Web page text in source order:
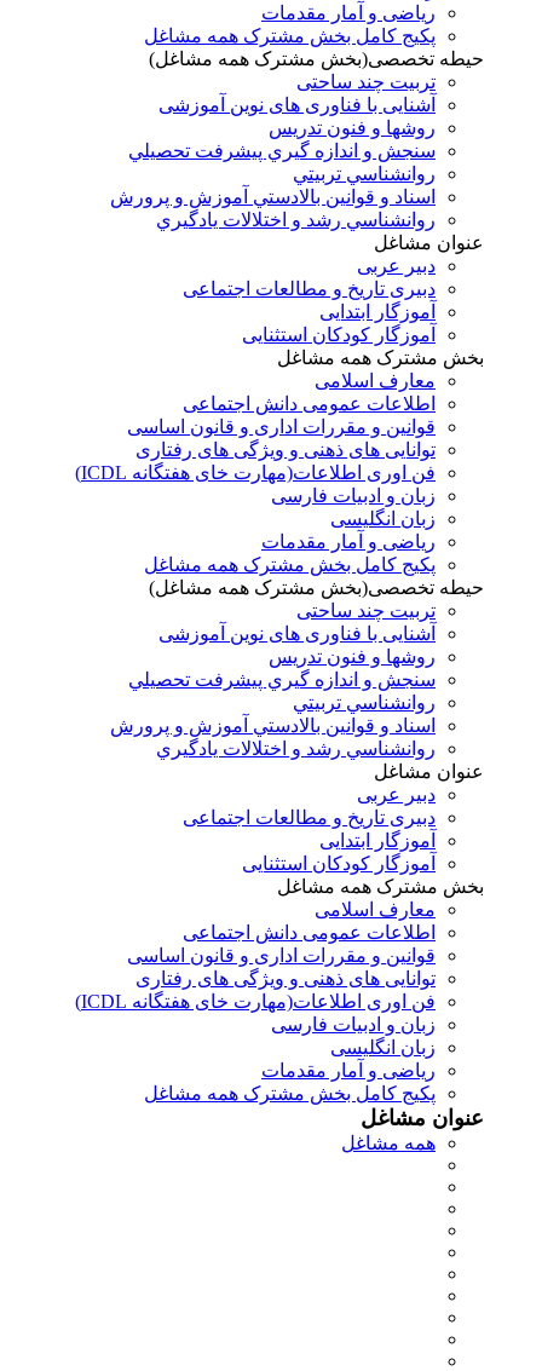
ریاضی و آمار مقدمات
پکیج کامل بخش مشترک همه مشاغل
حیطه تخصصی(بخش مشترک همه مشاغل)
تربیت چند ساحتی
آشنایی با فناوری های نوین آموزشی
روشها و فنون تدريس
سنجش و اندازه گيري پيشرفت تحصيلي
روانشناسي تربيتي
اسناد و قوانين بالادستي آموزش و پرورش
روانشناسي رشد و اختلالات يادگيري
عنوان مشاغل
دبير عربی
دبیری تاریخ و مطالعات اجتماعی
آموزگار ابتدایی
آموزگار کودکان استثنایی
بخش مشترک همه مشاغل
معارف اسلامی
اطلاعات عمومی دانش اجتماعی
قوانین و مقررات اداری و قانون اساسی
توانایی های ذهنی و ویژگی های رفتاری
فن اوری اطلاعات(مهارت خای هفتگانه ICDL)
زبان و ادبیات فارسی
زبان انگلیسی
ریاضی و آمار مقدمات
پکیج کامل بخش مشترک همه مشاغل
حیطه تخصصی(بخش مشترک همه مشاغل)
تربیت چند ساحتی
آشنایی با فناوری های نوین آموزشی
روشها و فنون تدريس
سنجش و اندازه گيري پيشرفت تحصيلي
روانشناسي تربيتي
اسناد و قوانين بالادستي آموزش و پرورش
روانشناسي رشد و اختلالات يادگيري
عنوان مشاغل
دبير عربی
دبیری تاریخ و مطالعات اجتماعی
آموزگار ابتدایی
آموزگار کودکان استثنایی
بخش مشترک همه مشاغل
معارف اسلامی
اطلاعات عمومی دانش اجتماعی
قوانین و مقررات اداری و قانون اساسی
توانایی های ذهنی و ویژگی های رفتاری
فن اوری اطلاعات(مهارت خای هفتگانه ICDL)
زبان و ادبیات فارسی
زبان انگلیسی
ریاضی و آمار مقدمات
پکیج کامل بخش مشترک همه مشاغل
عنوان مشاغل
همه مشاغل